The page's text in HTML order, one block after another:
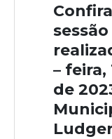
– feira,
de